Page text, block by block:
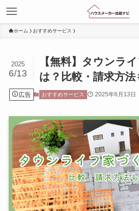
ホーム おすすめサービス
【無料】タウンラ
は？比較・請求方法
2025
6/13
広告 おすすめサービス 2025年6月13日